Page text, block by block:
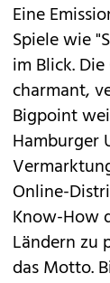
Eine
Spiele wie
im Blick.
charmant,
Bigpoint
Hamburger
Online-
Know-How
Ländern zu
das Motto.